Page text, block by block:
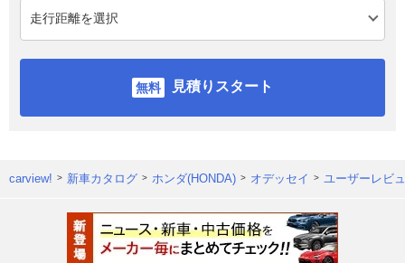
見積りスタート
carview! 新車カタログ ホンダ(HONDA) オデッセイ ユーザーレビ